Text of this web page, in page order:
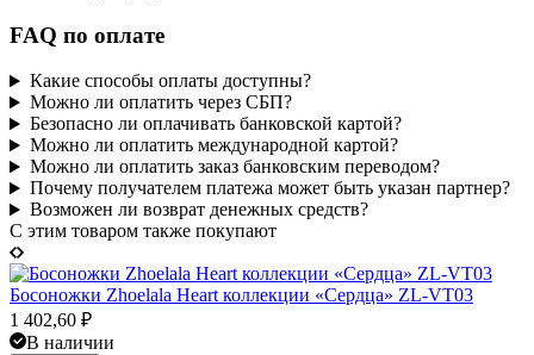
FAQ по оплате
Какие способы оплаты доступны?
Можно ли оплатить через СБП?
Безопасно ли оплачивать банковской картой?
Можно ли оплатить международной картой?
Можно ли оплатить заказ банковским переводом?
Почему получателем платежа может быть указан партнер?
Возможен ли возврат денежных средств?
C этим товаром также покупают
Босоножки Zhoelala Heart коллекции «Сердца» ZL-VT03
1 402,60 ₽
В наличии